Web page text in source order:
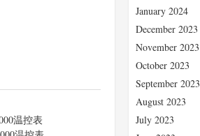
温控表
January 2024
December 2023
November 2023
October 2023
September 2023
August 2023
July 2023